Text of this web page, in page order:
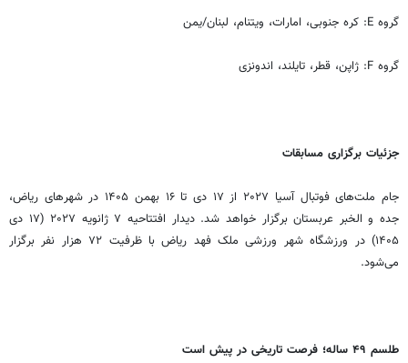
گروه E: کره جنوبی، امارات، ویتنام، لبنان/یمن
گروه F: ژاپن، قطر، تایلند، اندونزی
جزئیات برگزاری مسابقات
جام ملت‌های فوتبال آسیا ۲۰۲۷ از ۱۷ دی تا ۱۶ بهمن ۱۴۰۵ در شهرهای ریاض،
جده و الخبر عربستان برگزار خواهد شد. دیدار افتتاحیه ۷ ژانویه ۲۰۲۷ (۱۷ دی
۱۴۰۵) در ورزشگاه شهر ورزشی ملک فهد ریاض با ظرفیت ۷۲ هزار نفر برگزار
می‌شود.
طلسم ۴۹ ساله؛ فرصت تاریخی در پیش است